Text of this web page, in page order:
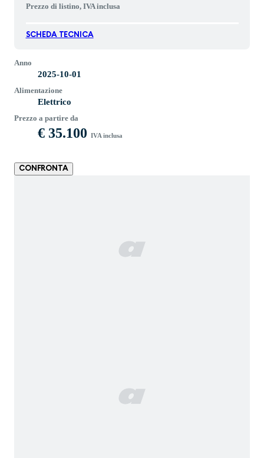
Prezzo di listino, IVA inclusa
SCHEDA TECNICA
Anno
2025-10-01
Alimentazione
Elettrico
Prezzo a partire da
€ 35.100 IVA inclusa
CONFRONTA